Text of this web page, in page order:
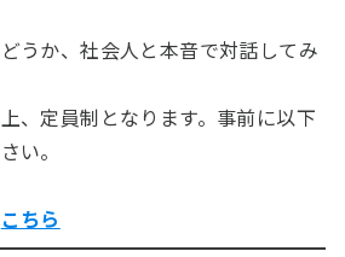
うか、社会人と本音で対話してみ
、定員制となります。事前に以下
い。
こちら